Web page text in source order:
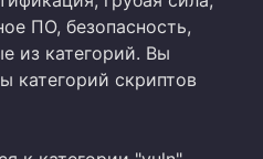
ПО, безопасность,
из категорий. Вы
категорий скриптов